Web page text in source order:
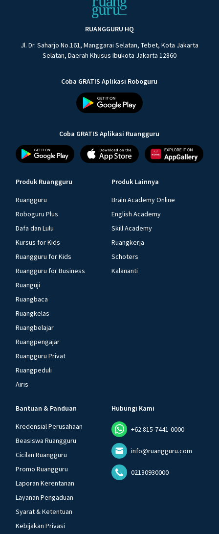
RUANGGURU HQ
Jl. Dr. Saharjo No.161, Manggarai Selatan, Tebet, Kota Jakarta
Selatan, Daerah Khusus Ibukota Jakarta 12860
Coba GRATIS Aplikasi Roboguru
Coba GRATIS Aplikasi Ruangguru
Produk Ruangguru
Ruangguru
Roboguru Plus
Dafa dan Lulu
Kursus for Kids
Ruangguru for Kids
Ruangguru for Business
Ruanguji
Ruangbaca
Ruangkelas
Ruangbelajar
Ruangpengajar
Ruangguru Privat
Ruangpeduli
Airis
Produk Lainnya
Brain Academy Online
English Academy
Skill Academy
Ruangkerja
Schoters
Kalananti
Bantuan & Panduan
Kredensial Perusahaan
Beasiswa Ruangguru
Cicilan Ruangguru
Promo Ruangguru
Laporan Kerentanan
Layanan Pengaduan
Syarat & Ketentuan
Kebijakan Privasi
Hubungi Kami
+62 815-7441-0000
info@ruangguru.com
02130930000